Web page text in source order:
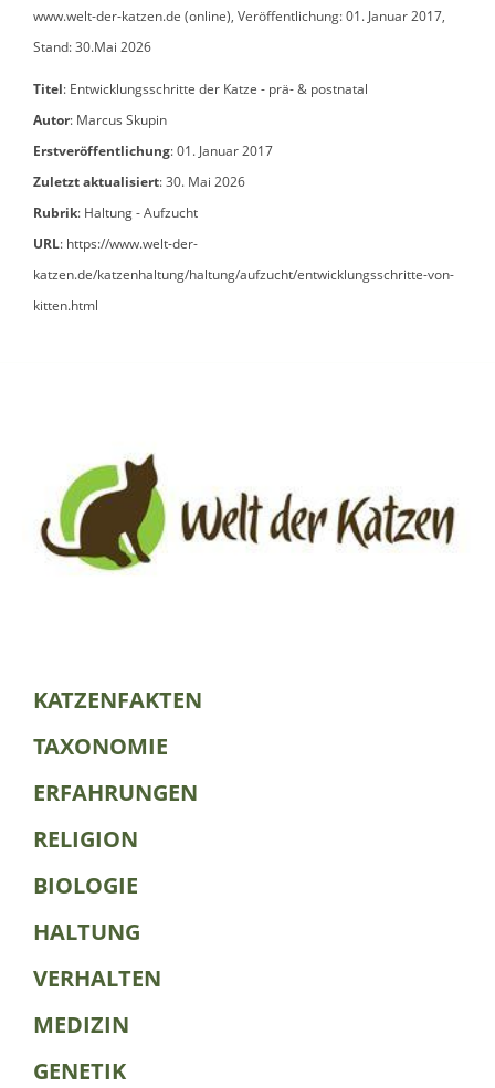
www.welt-der-katzen.de (online), Veröffentlichung: 01. Januar 2017,
Stand: 30.Mai 2026
Titel: Entwicklungsschritte der Katze - prä- & postnatal
Autor: Marcus Skupin
Erstveröffentlichung: 01. Januar 2017
Zuletzt aktualisiert: 30. Mai 2026
Rubrik: Haltung - Aufzucht
URL: https://www.welt-der-
katzen.de/katzenhaltung/haltung/aufzucht/entwicklungsschritte-von-
kitten.html
KATZENFAKTEN
TAXONOMIE
ERFAHRUNGEN
RELIGION
BIOLOGIE
HALTUNG
VERHALTEN
MEDIZIN
GENETIK